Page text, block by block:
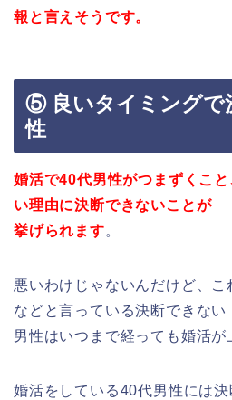
報と言えそうです。
⑤ 良いタイミングで
性
婚活で40代男性がつまずくこ
い理由に決断できないことが
挙げられます。
悪いわけじゃないんだけど、こ
などと言っている決断できない
男性はいつまで経っても婚活が
婚活をしている40代男性には